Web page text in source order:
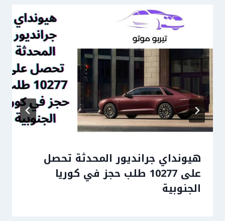
هيونداي جرانديور المحدثة تحصل
على 10277 طلب حجز في كوريا
الجنوبية